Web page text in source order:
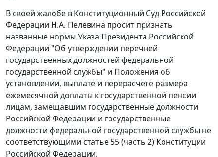
В своей жалобе в Конституционный Суд Российской
Федерации Н.А. Пелевина просит признать
названные нормы Указа Президента Российской
Федерации "Об утверждении перечней
государственных должностей федеральной
государственной службы" и Положения об
установлении, выплате и перерасчете размера
ежемесячной доплаты к государственной пенсии
лицам, замещавшим государственные должности
Российской Федерации и государственные
должности федеральной государственной службы не
соответствующими статье 55 (часть 2) Конституции
Российской Федерации.